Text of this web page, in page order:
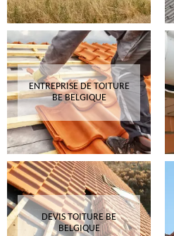
ENTREPRISE DE TOITURE
BE BELGIQUE
DEVIS TOITURE BE
BELGIQUE